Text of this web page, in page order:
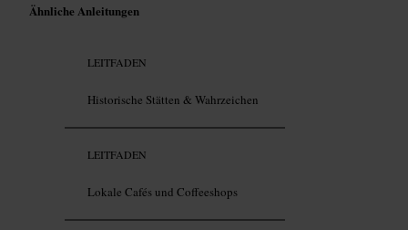
Ähnliche Anleitungen
LEITFADEN
Historische Stätten & Wahrzeichen
LEITFADEN
Lokale Cafés und Coffeeshops